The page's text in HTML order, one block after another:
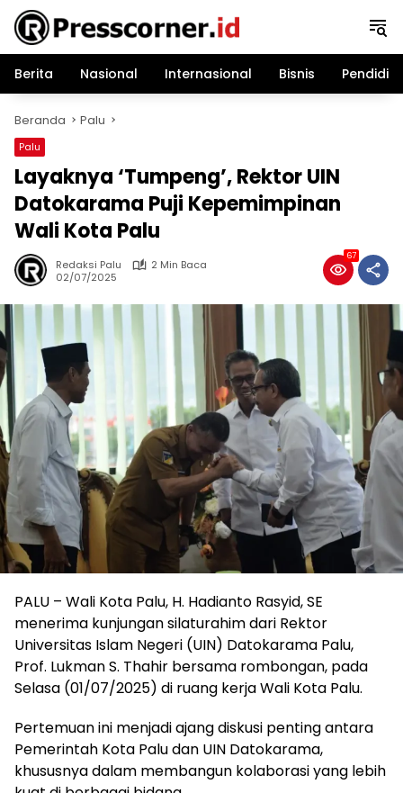
Langsung
konten
Berita
Nasional Internasional Bisnis
Beranda Palu
Palu
Layaknya ‘Tumpeng’, Rektor UIN
Datokarama Puji Kepemimpinan
Wali Kota Palu
Redaksi Palu
2 Min Baca
02/07/2025
67
PALU – Wali Kota Palu, H. Hadianto Rasyid, SE
menerima kunjungan silaturahim dari Rektor
Universitas Islam Negeri (UIN) Datokarama Palu,
Prof. Lukman S. Thahir bersama rombongan, pada
Selasa (01/07/2025) di ruang kerja Wali Kota Palu.
Pertemuan ini menjadi ajang diskusi penting antara
Pemerintah Kota Palu dan UIN Datokarama,
khususnya dalam membangun kolaborasi yang lebih